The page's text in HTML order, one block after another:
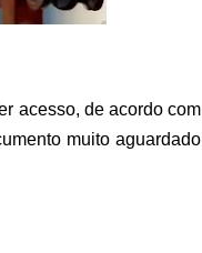
acesso, de acordo com
muito aguardado